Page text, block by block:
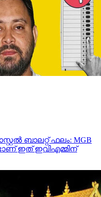
ബാലറ്റ് ഫലം: MGB
ഇത് ഇവിഎമ്മിന്